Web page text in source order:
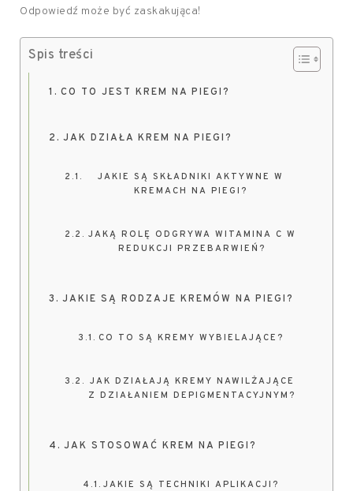
Odpowiedź może być zaskakująca!
Spis treści
CO TO JEST KREM NA PIEGI?
JAK DZIAŁA KREM NA PIEGI?
JAKIE SĄ SKŁADNIKI AKTYWNE W
KREMACH NA PIEGI?
JAKĄ ROLĘ ODGRYWA WITAMINA C W
REDUKCJI PRZEBARWIEŃ?
JAKIE SĄ RODZAJE KREMÓW NA PIEGI?
CO TO SĄ KREMY WYBIELAJĄCE?
JAK DZIAŁAJĄ KREMY NAWILŻAJĄCE
Z DZIAŁANIEM DEPIGMENTACYJNYM?
JAK STOSOWAĆ KREM NA PIEGI?
JAKIE SĄ TECHNIKI APLIKACJI?